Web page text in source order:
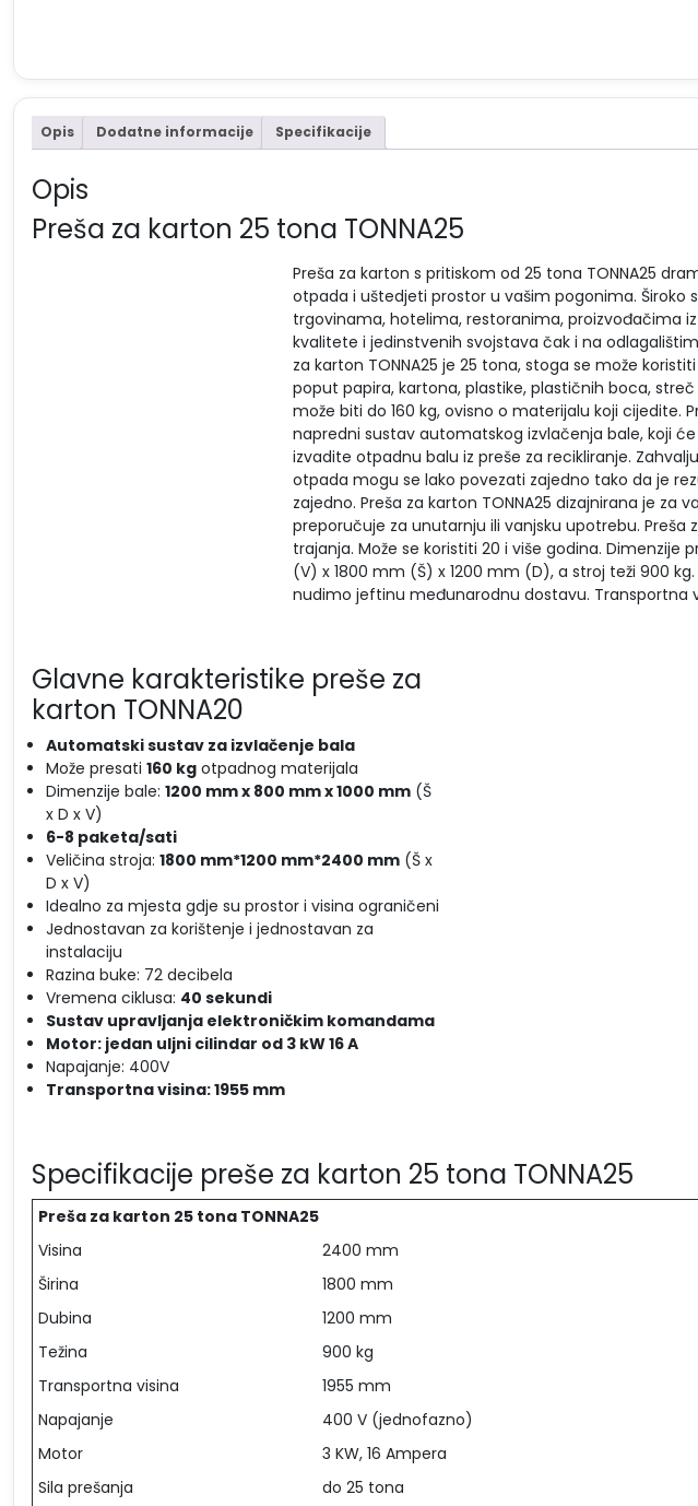
Opis Dodatne informacije Specifikacije
Opis
Preša za karton 25 tona TONNA25
Preša za karton s pritiskom od 25 tona TONNA25
otpada i uštedjeti prostor u vašim pogonima. Široko
trgovinama, hotelima, restoranima, proizvođačima
kvalitete i jedinstvenih svojstava čak i na
za karton TONNA25 je 25 tona, stoga se može
poput papira, kartona, plastike, plastičnih boca,
može biti do 160 kg, ovisno o materijalu koji cijedite.
napredni sustav automatskog izvlačenja bale, koji
izvadite otpadnu balu iz preše za recikliranje.
otpada mogu se lako povezati zajedno tako da je
zajedno. Preša za karton TONNA25 dizajnirana je za
preporučuje za unutarnju ili vanjsku upotrebu. Preša
trajanja. Može se koristiti 20 i više godina. Dimenzije
(V) x 1800 mm (Š) x 1200 mm (D), a stroj teži 900
nudimo jeftinu međunarodnu dostavu. Transportna
Glavne karakteristike preše za
karton TONNA20
Automatski sustav za izvlačenje bala
Može presati 160 kg otpadnog materijala
Dimenzije bale: 1200 mm x 800 mm x 1000 mm (Š
x D x V)
6-8 paketa/sati
Veličina stroja: 1800 mm*1200 mm*2400 mm (Š x
D x V)
Idealno za mjesta gdje su prostor i visina ograničeni
Jednostavan za korištenje i jednostavan za
instalaciju
Razina buke: 72 decibela
Vremena ciklusa: 40 sekundi
Sustav upravljanja elektroničkim komandama
Motor: jedan uljni cilindar od 3 kW 16 A
Napajanje: 400V
Transportna visina: 1955 mm
Specifikacije preše za karton 25 tona TONNA25
Preša za karton 25 tona TONNA25
Visina
2400 mm
Širina
1800 mm
Dubina
1200 mm
Težina
900 kg
Transportna visina
1955 mm
Napajanje
400 V (jednofazno)
Motor
3 KW, 16 Ampera
Sila prešanja
do 25 tona